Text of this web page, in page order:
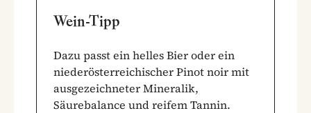
Wein-Tipp
Dazu passt ein helles Bier oder ein
niederösterreichischer Pinot noir mit
ausgezeichneter Mineralik,
Säurebalance und reifem Tannin.